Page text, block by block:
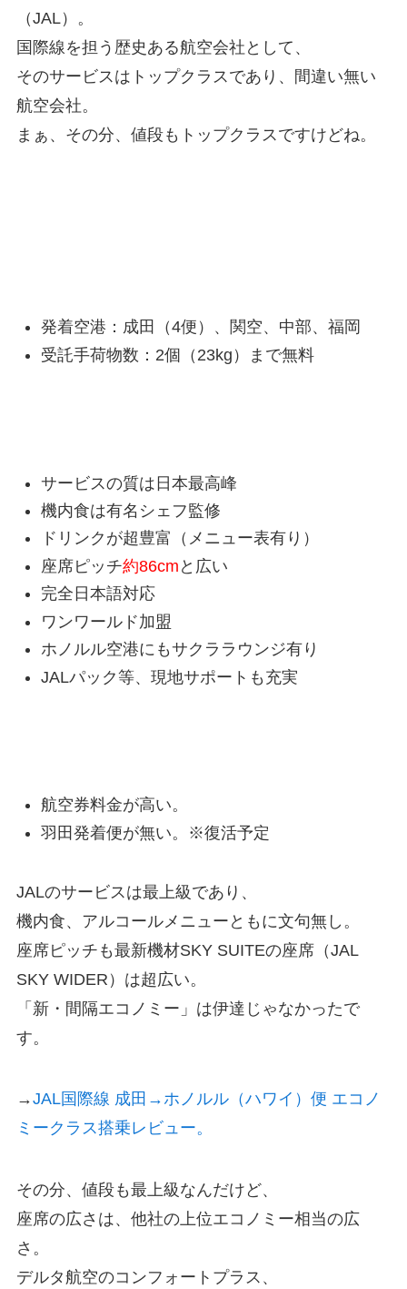
（JAL）。
国際線を担う歴史ある航空会社として、
そのサービスはトップクラスであり、間違い無い
航空会社。
まぁ、その分、値段もトップクラスですけどね。
発着空港：成田（4便）、関空、中部、福岡
受託手荷物数：2個（23kg）まで無料
サービスの質は日本最高峰
機内食は有名シェフ監修
ドリンクが超豊富（メニュー表有り）
座席ピッチ約86cm と広い
完全日本語対応
ワンワールド加盟
ホノルル空港にもサクララウンジ有り
JALパック等、現地サポートも充実
航空券料金が高い。
羽田発着便が無い。※復活予定
JALのサービスは最上級であり、
機内食、アルコールメニューともに文句無し。
座席ピッチも最新機材SKY SUITEの座席（JAL
SKY WIDER）は超広い。
「新・間隔エコノミー」は伊達じゃなかったで
す。
→JAL国際線 成田→ホノルル（ハワイ）便 エコノ
ミークラス搭乗レビュー。
その分、値段も最上級なんだけど、
座席の広さは、他社の上位エコノミー相当の広
さ。
デルタ航空のコンフォートプラス、